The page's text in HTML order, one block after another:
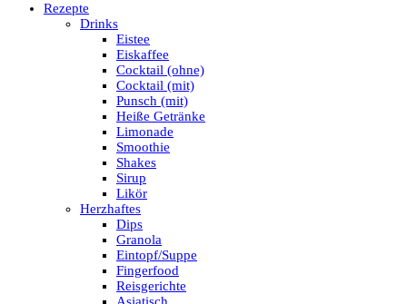
Rezepte
Drinks
Eistee
Eiskaffee
Cocktail (ohne)
Cocktail (mit)
Punsch (mit)
Heiße Getränke
Limonade
Smoothie
Shakes
Sirup
Likör
Herzhaftes
Dips
Granola
Eintopf/Suppe
Fingerfood
Reisgerichte